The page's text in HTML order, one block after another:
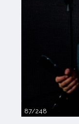
87/248